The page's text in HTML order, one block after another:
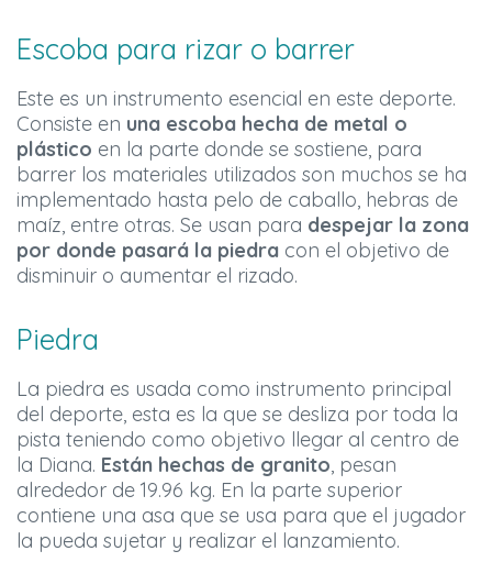
Escoba para rizar o barrer
Este es un instrumento esencial en este deporte.
Consiste en una escoba hecha de metal o
plástico en la parte donde se sostiene, para
barrer los materiales utilizados son muchos se ha
implementado hasta pelo de caballo, hebras de
maíz, entre otras. Se usan para despejar la zona
por donde pasará la piedra con el objetivo de
disminuir o aumentar el rizado.
Piedra
La piedra es usada como instrumento principal
del deporte, esta es la que se desliza por toda la
pista teniendo como objetivo llegar al centro de
la Diana. Están hechas de granito, pesan
alrededor de 19.96 kg. En la parte superior
contiene una asa que se usa para que el jugador
la pueda sujetar y realizar el lanzamiento.